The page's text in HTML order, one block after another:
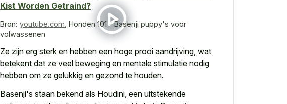
Kist Worden Getraind?
Bron: youtube.com Honden 101 - Basenji puppy's voor
volwassenen
Ze zijn erg sterk en hebben een hoge prooi aandrijving, wat
betekent dat ze veel beweging en mentale stimulatie nodig
hebben om ze gelukkig en gezond te houden.
Basenji's staan bekend als Houdini, een uitstekende